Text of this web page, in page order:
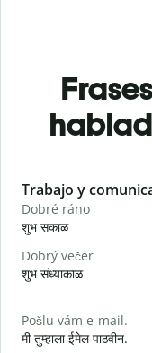
Slide 1 of 6
Trabajo y
Dobré ráno
शुभ सकाळ
Dobrý večer
शुभ संध्याकाळ
Pošlu vám e-mail.
मी तुम्हाला ईमेल पाठवीन.